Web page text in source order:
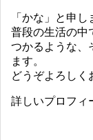
「かな」と申し
普段の生活の中
つかるような、
ます。
どうぞよろしく
詳しいプロフィ